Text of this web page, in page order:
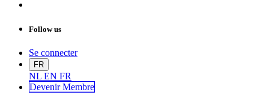
Follow us
Se connecter
FR
NL EN FR
Devenir Membre